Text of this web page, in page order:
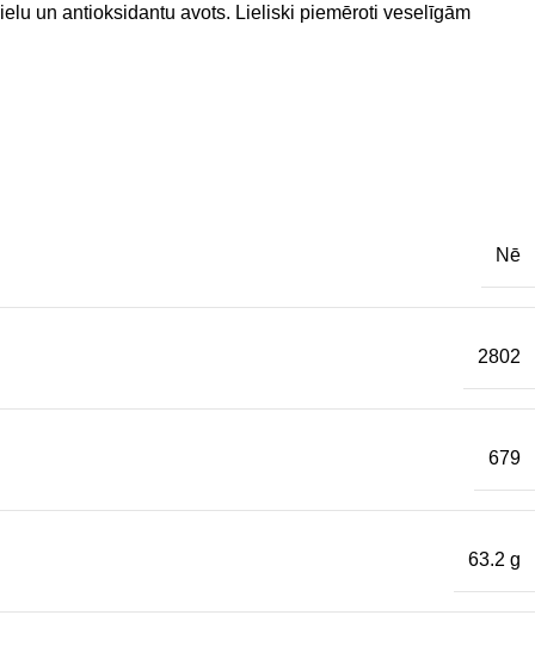
un antioksidantu avots. Lieliski piemēroti veselīgām
Nē
2802
679
63.2 g